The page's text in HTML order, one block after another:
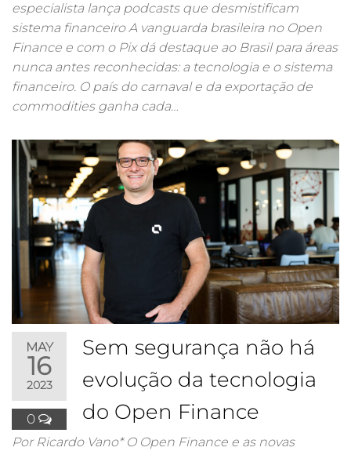
especialista lança podcasts que desmistificam
sistema financeiro A vanguarda brasileira no Open
Finance e com o Pix dá destaque ao Brasil para áreas
nunca antes reconhecidas: a tecnologia e o sistema
financeiro. O país do carnaval e da exportação de
commodities ganha cada…
MAY
16
2023
0
Sem segurança não há
evolução da tecnologia
do Open Finance
Por Ricardo Vano* O Open Finance e as novas